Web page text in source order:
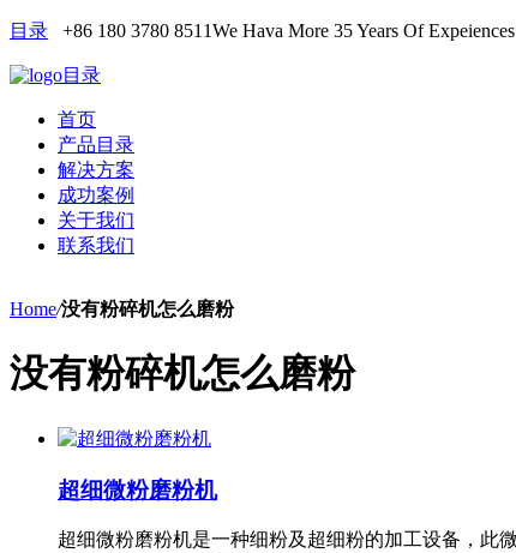
目录 +86 180 3780 8511We Hava More 35 Years Of Expeiences
目录
首页
产品目录
解决方案
成功案例
关于我们
联系我们
Home/没有粉碎机怎么磨粉
没有粉碎机怎么磨粉
超细微粉磨粉机
超细微粉磨粉机是一种细粉及超细粉的加工设备，此